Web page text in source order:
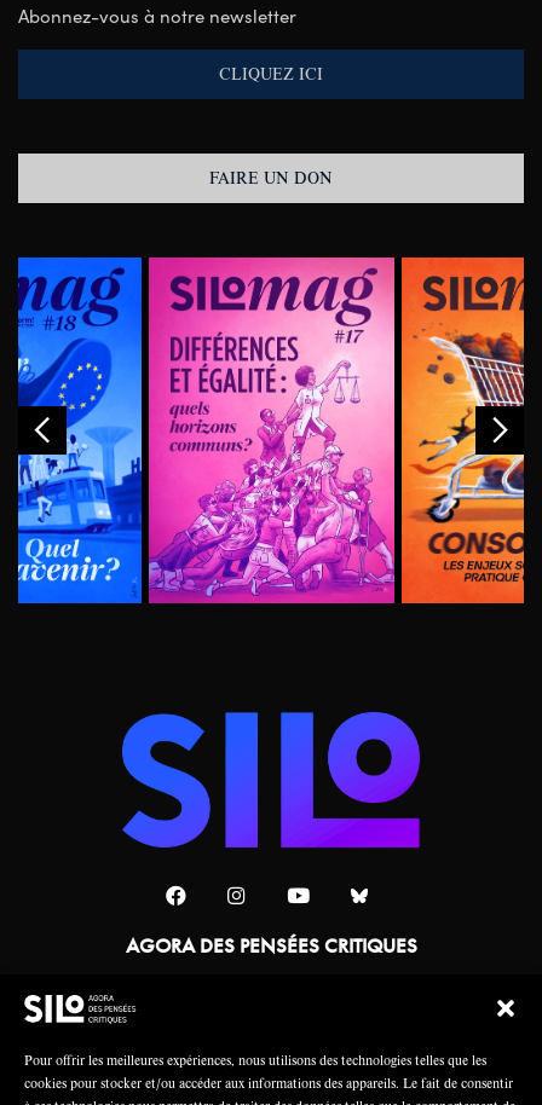
Pour offrir les meilleures expériences, nous utilisons des technologies telles que les
cookies pour stocker et/ou accéder aux informations des appareils. Le fait de consentir
Abonnez-vous à notre newsletter
CLIQUEZ ICI
FAIRE UN DON
AGORA DES PENSÉES CRITIQUES